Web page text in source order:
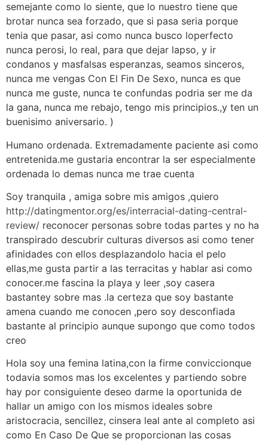
semejante como lo siente, que lo nuestro tiene que
brotar nunca sea forzado, que si pasa seria porque
tenia que pasar, asi como nunca busco loperfecto
nunca perosi, lo real, para que dejar lapso, y ir
condanos y masfalsas esperanzas, seamos sinceros,
nunca me vengas Con El Fin De Sexo, nunca es que
nunca me guste, nunca te confundas podria ser me da
la gana, nunca me rebajo, tengo mis principios.,y ten un
buenisimo aniversario. )
Humano ordenada. Extremadamente paciente asi como
entretenida.me gustaria encontrar la ser especialmente
ordenada lo demas nunca me trae cuenta
Soy tranquila , amiga sobre mis amigos ,quiero
http://datingmentor.org/es/interracial-dating-central-
review/ reconocer personas sobre todas partes y no ha
transpirado descubrir culturas diversos asi como tener
afinidades con ellos desplazandolo hacia el pelo
ellas,me gusta partir a las terracitas y hablar asi como
conocer.me fascina la playa y leer ,soy casera
bastantey sobre mas .la certeza que soy bastante
amena cuando me conocen ,pero soy desconfiada
bastante al principio aunque supongo que como todos
creo
Hola soy una femina latina,con la firme conviccionque
todavia somos mas los excelentes y partiendo sobre
hay por consiguiente deseo darme la oportunida de
hallar un amigo con los mismos ideales sobre
aristocracia, sencillez, cinsera leal ante al completo asi
como En Caso De Que se proporcionan las cosas